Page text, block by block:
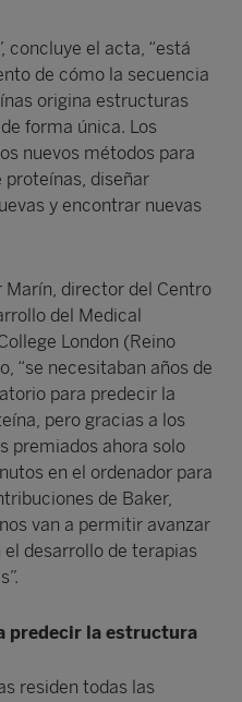
concluye el acta, “está
de cómo la secuencia
origina estructuras
forma única. Los
nuevos métodos para
diseñar
y encontrar nuevas
Marín, director del Centro
del Medical
London (Reino
“se necesitaban años de
para predecir la
pero gracias a los
premiados ahora solo
en el ordenador para
de Baker,
van a permitir avanzar
desarrollo de terapias
predecir la estructura
residen todas las